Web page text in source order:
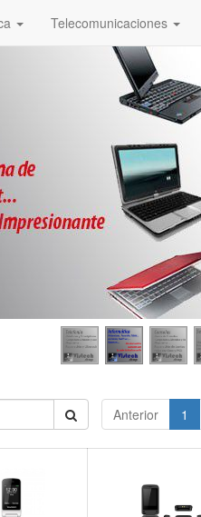
Telecomunicaciones
Anterior 1